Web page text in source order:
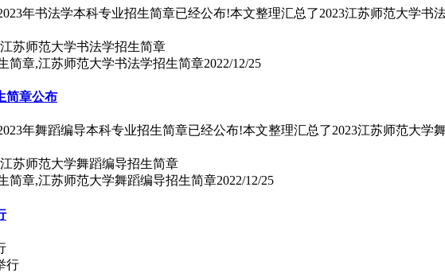
年书法学本科专业招生简章已经公布!本文整理汇总了2023江苏师范大学
简章,江苏师范大学书法学招生简章2022/12/25
简章公布
年舞蹈编导本科专业招生简章已经公布!本文整理汇总了2023江苏师范大
简章,江苏师范大学舞蹈编导招生简章2022/12/25